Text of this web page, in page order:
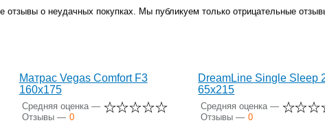
отзывы о неудачных покупках. Мы публикуем только отрицательные
Матрас Vegas Comfort F3
160x175
Средняя оценка —
Отзывы — 0
DreamLine Single Sleep
65x215
Средняя оценка —
Отзывы — 0